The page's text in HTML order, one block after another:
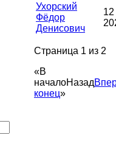
Ухорский
Фёдор
Денисович
12
Страница 1 из 2
«В
началоНазад
конец»